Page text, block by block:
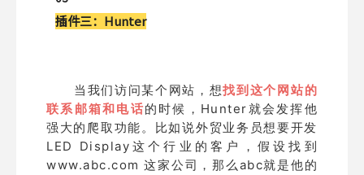
插件三： Hunter
当我们访问某个网站，想找到这个网站的
联系邮箱和电话的时候，Hunter就会发挥他
强大的爬取功能。比如说外贸业务员想要开发
LED Display这个行业的客户，假设找到
www.abc.com 这家公司，那么abc就是他的